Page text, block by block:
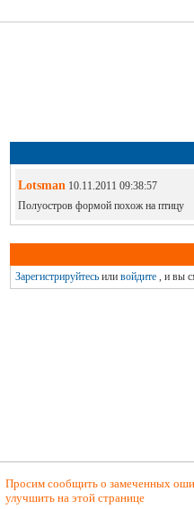
Lotsman10.11.2011 09:38:57
Полуостров формой похож на птицу
Зарегистрируйтесьили войдите, и вы
Просим сообщить о замеченных
улучшить на этой странице